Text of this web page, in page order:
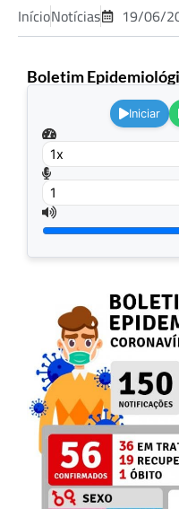
InícioNotícias 19/06/
Boletim
Iniciar